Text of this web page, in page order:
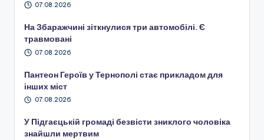
07.08.2026
На Збаражчині зіткнулися три автомобілі. Є
травмовані
07.08.2026
Пантеон Героїв у Тернополі стає прикладом для
інших міст
07.08.2026
У Підгаєцькій громаді безвісти зниклого чоловіка
знайшли мертвим